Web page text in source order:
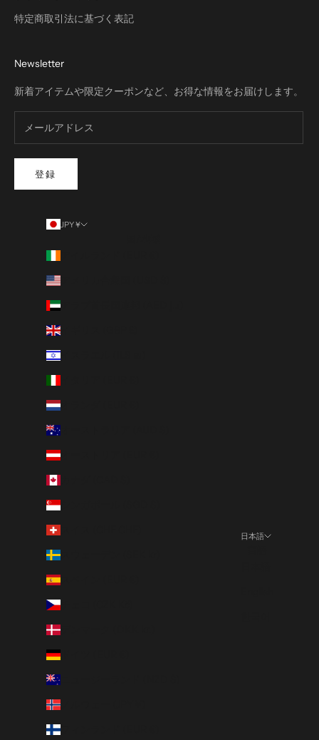
特定商取引法に基づく表記
Newsletter
新着アイテムや限定クーポンなど、お得な情報をお届けします。
登録
JPY ¥
アメリカ合衆国 (USD $)
イギリス (GBP £)
イスラエル (ILS ₪)
オランダ (EUR €)
オーストラリア (AUD $)
オーストリア (EUR €)
シンガポール (SGD $)
スウェーデン (SEK kr)
スペイン (EUR €)
チェコ (CZK Kč)
デンマーク (DKK kr.)
ドイツ (EUR €)
ノルウェー (JPY ¥)
フィンランド (EUR €)
日本語